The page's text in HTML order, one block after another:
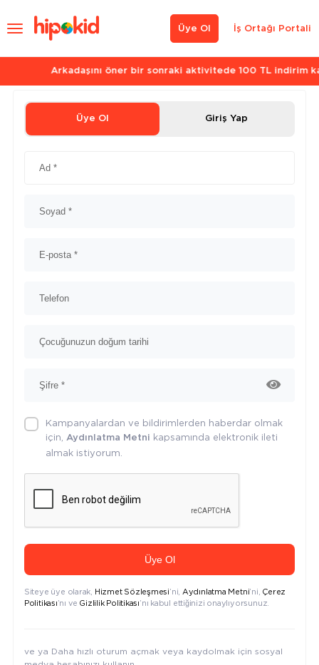
İş Ortağı Portali
Üye Ol
Arkadaşını öner bir sonraki aktivitede 100 TL indirim kazan.
Üye Ol Giriş Yap
Kampanyalardan ve bildirimlerden haberdar olmak
için, Aydınlatma Metni kapsamında elektronik ileti
almak istiyorum.
Üye Ol
Siteye üye olarak, Hizmet Sözleşmesi’ni, Aydınlatma Metni’ni, Çerez
Politikası’nı ve Gizlilik Politikası’nı kabul ettiğinizi onaylıyorsunuz.
ve ya Daha hızlı oturum açmak veya kaydolmak için sosyal